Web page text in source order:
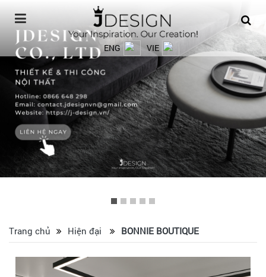
ENG VIE
Trang chủ Hiện đại BONNIE BOUTIQUE